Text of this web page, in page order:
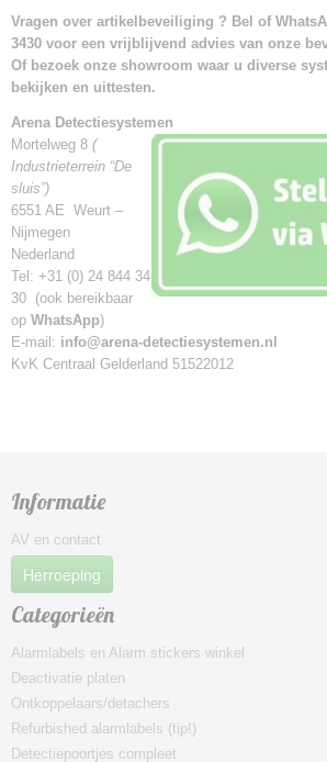
Vragen over artikelbeveiliging ? Bel of
3430 voor een vrijblijvend advies van onze
Of bezoek onze showroom waar u diverse
bekijken en uittesten.
Arena Detectiesystemen
Mortelweg 8 (
Industrieterrein “De
sluis”)
6551 AE Weurt –
Nijmegen
Nederland
Tel: +31 (0) 24 844 34
30 (ook bereikbaar
op WhatsApp)
E-mail: info@arena-detectiesystemen.nl
KvK Centraal Gelderland 51522012
Informatie
AV en contact
Herroeping
Categorieën
Alarmlabels en Alarm stickers winkel
Deactivatie platen
Ontkoppelaars/detachers
Refurbished alarmlabels (tip!)
Detectiepoortjes compleet